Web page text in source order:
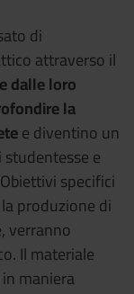
di
attraverso il
dalle loro
la
e diventino un
e
specifici
produzione di
verranno
Il materiale
maniera